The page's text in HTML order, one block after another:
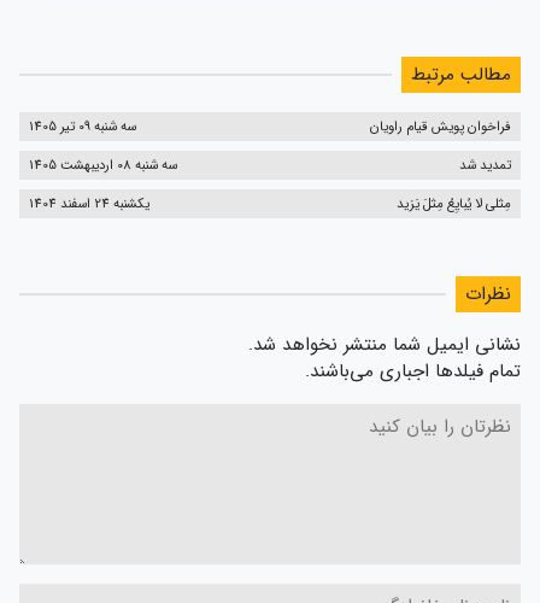
مطالب مرتبط
فراخوان پویش قیام راویان
سه شنبه 09 تیر 1405
تمدید شد
سه شنبه 08 اردیبهشت 1405
مِثلی لا یُبایِعُ مِثلَ یَزید
یکشنبه 24 اسفند 1404
نظرات
نشانی ایمیل شما منتشر نخواهد شد.
تمام فیلدها اجباری می‌باشند.